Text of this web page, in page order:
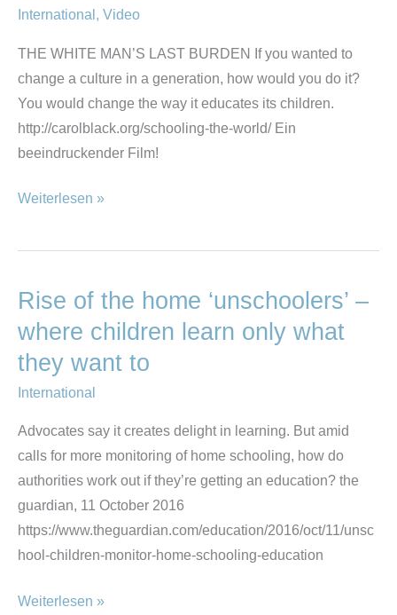
International , Video
THE WHITE MAN’S LAST BURDEN If you wanted to
change a culture in a generation, how would you do it?
You would change the way it educates its children.
http://carolblack.org/schooling-the-world/ Ein
beeindruckender Film!
Weiterlesen »
Rise of the home ‘unschoolers’ –
where children learn only what
they want to
International
Advocates say it creates delight in learning. But amid
calls for more monitoring of home schooling, how do
authorities work out if they’re getting an education? the
guardian, 11 October 2016
https://www.theguardian.com/education/2016/oct/11/unsc
hool-children-monitor-home-schooling-education
Rise
home
‘unschoolers’
want
Weiterlesen »